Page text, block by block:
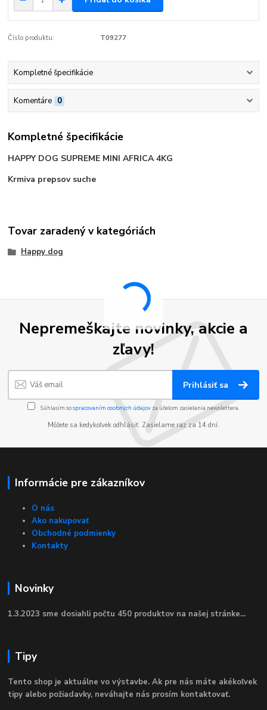
Číslo produktu: T09277
Kompletné špecifikácie
Komentáre 0
Kompletné špecifikácie
HAPPY DOG SUPREME MINI AFRICA 4KG
Krmiva prepsov suche
Tovar zaradený v kategóriách
Happy dog
Nepremeškajte novinky, akcie a
zľavy!
Prihlásiť sa
Súhlasím sospracovaním osobných údajov za účelom zasielania newslettera.
Môžete sa kedykoľvek odhlásiť. Zasielame raz za 14 dní.
Informácie pre zákazníkov
O nás
Ako nakupovať
Obchodné podmienky
Kontakty
Novinky
1.3.2023 sme dosiahli počtu 450 produktov na našej stránke...
Tipy
Tento shop je aktuálne vo výstavbe. Ak pre nás máte akékoľvek
tipy alebo požiadavky, neváhajte nás prosím kontaktovať.